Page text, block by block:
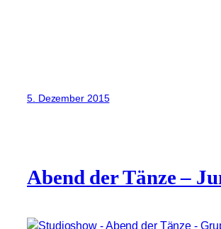
5. Dezember 2015
Abend der Tänze –